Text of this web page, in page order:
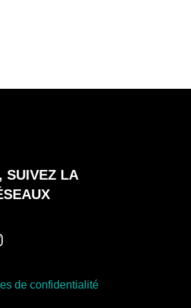
SUIVEZ LA
de confidentialité